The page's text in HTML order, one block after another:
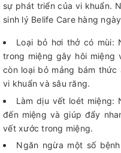
sự phát triển của vi khuẩn.
sinh lý Belife Care hàng
Loại bỏ hơi thở có mùi:
trong miệng gây hôi miệng
còn loại bỏ mảng bám
vi khuẩn và sâu răng.
Làm dịu vết loét miệng:
đến miệng và giúp đẩy
vết xước trong miệng.
Ngăn ngừa một số